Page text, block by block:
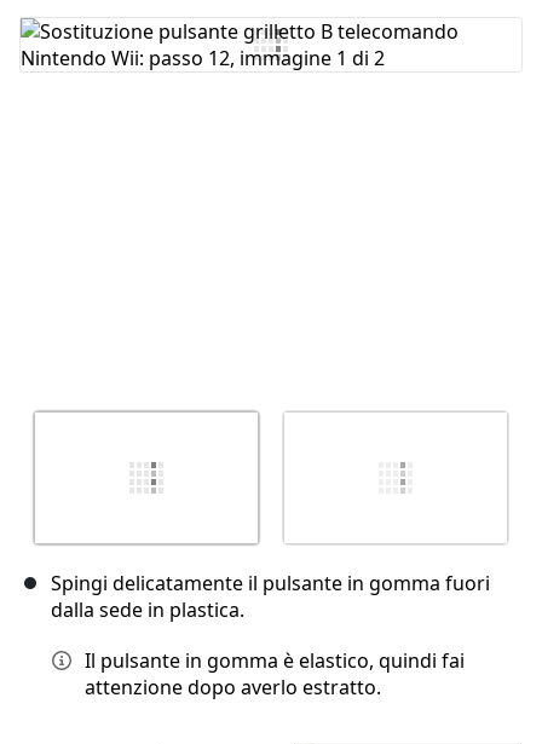
Aggiungi Commento
Spingi delicatamente il pulsante in gomma fuori
dalla sede in plastica.
Il pulsante in gomma è elastico, quindi fai
attenzione dopo averlo estratto.